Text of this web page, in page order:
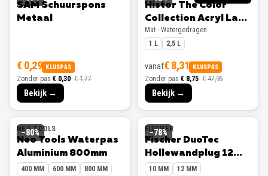
SAM Schuurspons
Metaal
€ 0,29 KLUSPAS
Zonder pas € 0,30 € 1,77
Bekijk →
Histor The Color
Collection Acryl Lak
Mat
Mat · Watergedragen
1 L
2,5 L
vanaf€ 8,31 KLUSPAS
Zonder pas € 8,75 € 47,95
Bekijk →
−80%
NEO TOOLS
Neo Tools Waterpas
Aluminium 800mm
400 MM 600 MM 800 MM
−78%
FISCHER
Fischer DuoTec
Hollewandplug 12
mm 10 stuks
10 MM 12 MM